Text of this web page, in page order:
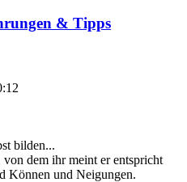
& Tipps
bilden...
von dem ihr meint er entspricht
Können und Neigungen.